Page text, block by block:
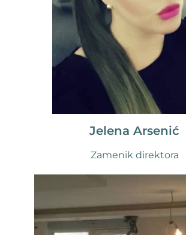
Jelena Arsenić
Zamenik direktora